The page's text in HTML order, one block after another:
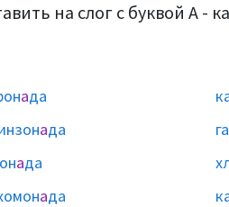
на слог с буквой А -
ада
ада
ада
ада